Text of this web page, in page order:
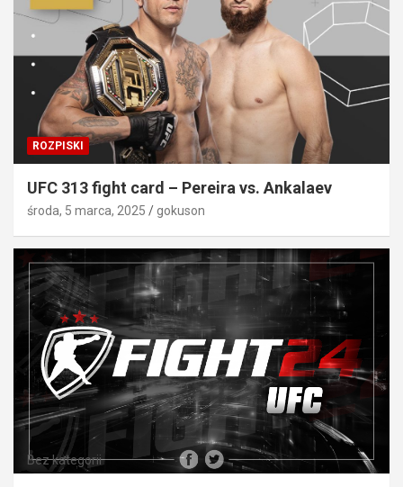
ROZPISKI
UFC 313 fight card – Pereira vs. Ankalaev
środa, 5 marca, 2025 gokuson
Bez kategorii